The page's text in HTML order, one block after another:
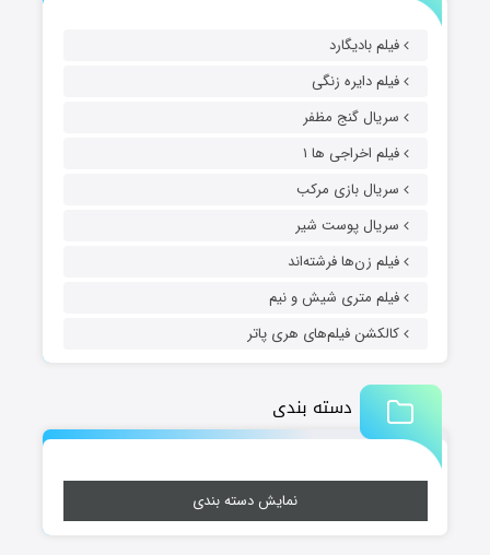
فیلم بادیگارد
فیلم دایره زنگی
سریال گنج مظفر
فیلم اخراجی ها ۱
سریال بازی مرکب
سریال پوست شیر
فیلم زن‌ها فرشته‌اند
فیلم متری شیش و نیم
کالکشن فیلم‌های هری پاتر
دسته بندی
نمایش دسته بندی